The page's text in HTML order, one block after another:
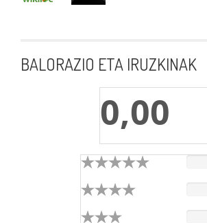
BALORAZIO ETA IRUZKINAK
0,00